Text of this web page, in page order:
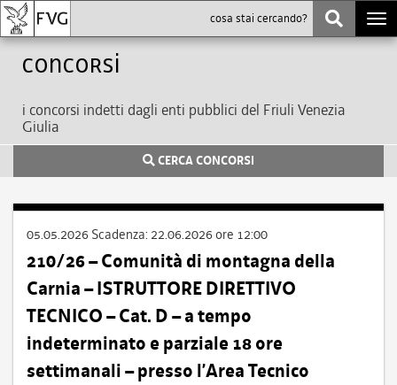
Concorsi
i concorsi indetti dagli enti pubblici del Friuli Venezia
Giulia
CERCA CONCORSI
05.05.2026 Scadenza: 22.06.2026 ore 12:00
210/26 – Comunità di montagna della
Carnia – ISTRUTTORE DIRETTIVO
TECNICO – Cat. D – a tempo
indeterminato e parziale 18 ore
settimanali – presso l’Area Tecnico